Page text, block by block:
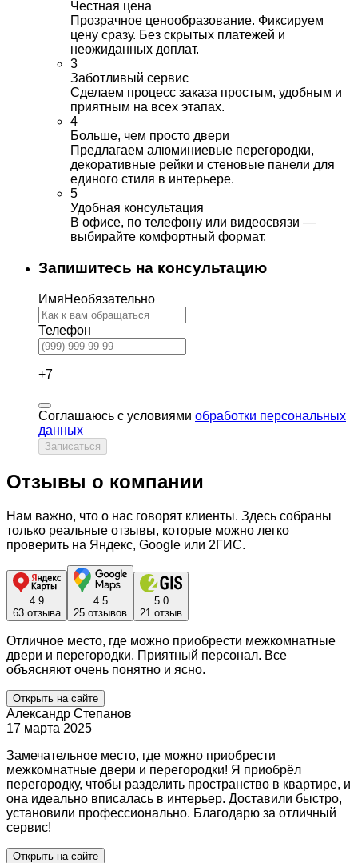
Честная цена
Прозрачное ценообразование. Фиксируем
цену сразу. Без скрытых платежей и
неожиданных доплат.
3
Заботливый сервис
Сделаем процесс заказа простым, удобным и
приятным на всех этапах.
4
Больше, чем просто двери
Предлагаем алюминиевые перегородки,
декоративные рейки и стеновые панели для
единого стиля в интерьере.
5
Удобная консультация
В офисе, по телефону или видеосвязи —
выбирайте комфортный формат.
Запишитесь на консультацию
ИмяНеобязательно
Телефон
+7
Соглашаюсь с условиями обработки персональных
данных
Записаться
Отзывы о компании
Нам важно, что о нас говорят клиенты. Здесь собраны
только реальные отзывы, которые можно легко
проверить на Яндекс, Google или 2ГИС.
4.9
63 отзыва
4.5
25 отзывов
5.0
21 отзыв
Отличное место, где можно приобрести межкомнатные
двери и перегородки. Приятный персонал. Все
объясняют очень понятно и ясно.
Открыть на сайте
Александр Степанов
17 марта 2025
Замечательное место, где можно приобрести
межкомнатные двери и перегородки! Я приобрёл
перегородку, чтобы разделить пространство в квартире, и
она идеально вписалась в интерьер. Доставили быстро,
установили профессионально. Благодарю за отличный
сервис!
Открыть на сайте